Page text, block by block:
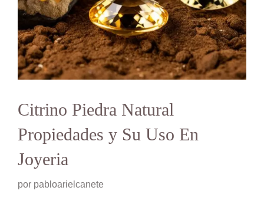
Citrino Piedra Natural
Propiedades y Su Uso En
Joyeria
por pabloarielcanete